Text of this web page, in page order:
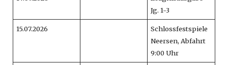
Jg. 1-3
15.07.2026
Schlossfestspiele
Neersen, Abfahrt
9:00 Uhr